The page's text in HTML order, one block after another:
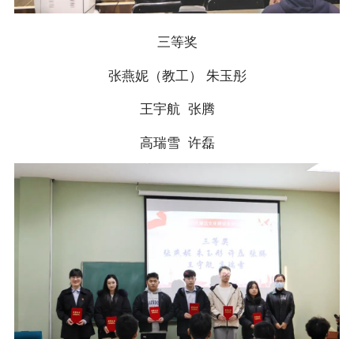
三等奖
张燕妮（教工） 朱玉彤
王宇航 张腾
高瑞雪 许磊